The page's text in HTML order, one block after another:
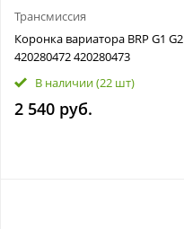
Трансмиссия
Коронка вариатора BRP G1 G2
420280472 420280473
В наличии(22 шт)
2 540 руб.